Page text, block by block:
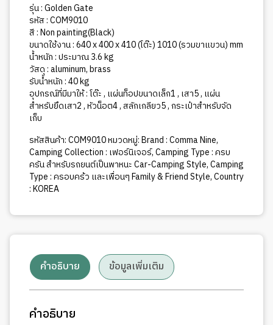
รุ่น : Golden Gate
รหัส : COM9010
สี : Non painting(Black)
ขนาดใช้งาน : 640 x 400 x 410 (โต๊ะ) 1010 (รวมขาแขวน) mm
น้ำหนัก : ประมาณ 3.6 kg
วัสดุ : aluminum, brass
รับน้ำหนัก : 40 kg
อุปกรณ์ที่มีมาให้ : โต๊ะ , แผ่นท็อปขนาดเล็ก1 , เสา5 , แผ่น
สำหรับยึดเสา2 , หัวน็อต4 , สลักเกลียว5 , กระเป๋าสำหรับจัด
เก็บ
รหัสสินค้า:COM9010หมวดหมู่:Brand : Comma Nine,
Camping Collection : เฟอร์นิเจอร์,Camping Type : ครบ
ครัน สำหรับรถยนต์เป็นพาหนะ Car-Camping Style,Camping
Type : ครอบคร้ว และเพื่อนๆ Family & Friend Style,Country
: KOREA
คำอธิบาย ข้อมูลเพิ่มเติม
คำอธิบาย